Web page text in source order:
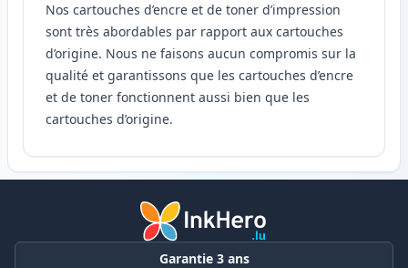
Nos cartouches d’encre et de toner d’impression
sont très abordables par rapport aux cartouches
d’origine. Nous ne faisons aucun compromis sur la
qualité et garantissons que les cartouches d’encre
et de toner fonctionnent aussi bien que les
cartouches d’origine.
Garantie 3 ans